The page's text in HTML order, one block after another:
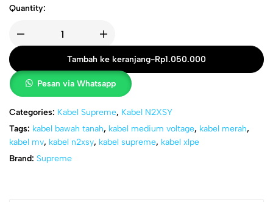
Quantity:
Tambah ke keranjang-Rp1.050.000
Pesan via Whatsapp
Categories: Kabel Supreme, Kabel N2XSY
Tags: kabel bawah tanah, kabel medium voltage, kabel merah,
kabel mv, kabel n2xsy, kabel supreme, kabel xlpe
Brand: Supreme